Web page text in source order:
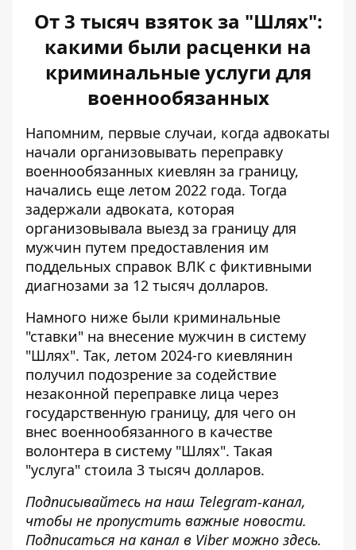
От 3 тысяч взяток за "Шлях":
какими были расценки на
криминальные услуги для
военнообязанных
Напомним, первые случаи, когда адвокаты
начали организовывать переправку
военнообязанных киевлян за границу,
начались еще летом 2022 года. Тогда
задержали адвоката, которая
организовывала выезд за границу для
мужчин путем предоставления им
поддельных справок ВЛК с фиктивными
диагнозами за 12 тысяч долларов.
Намного ниже были криминальные
"ставки" на внесение мужчин в систему
"Шлях". Так, летом 2024-го киевлянин
получил подозрение за содействие
незаконной переправке лица через
государственную границу, для чего он
внес военнообязанного в качестве
волонтера в систему "Шлях". Такая
"услуга" стоила 3 ​​тысяч долларов.
Подписывайтесь на наш Telegram-канал,
чтобы не пропустить важные новости.
Подписаться на канал в Viber можно здесь.